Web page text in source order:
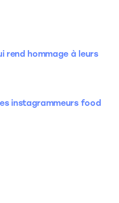
rend hommage à leurs
instagrammeurs food